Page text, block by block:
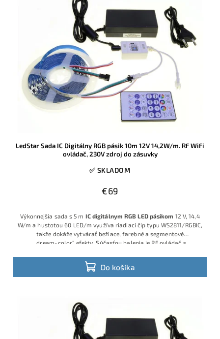
LedStar Sada IC Digitálny RGB pásik 10m 12V 14,2W/m. RF WiFi
ovládač, 230V zdroj do zásuvky
✅ SKLADOM
€69
Do košíka
Výkonnejšia sada s 5 m IC digitálnym RGB LED pásikom 12 V, 14,4
W/m a hustotou 60 LED/m využíva riadiaci čip typu WS2811/RGBIC,
takže dokáže vytvárať bežiace, farebné a segmentové
„dream‑color“ efekty. Súčasťou balenia je RF ovládač s
aplikáciu a 12 V napájací adaptér do 230 V zásuvky, takže ide o
hotové plug‑and‑play riešenie.